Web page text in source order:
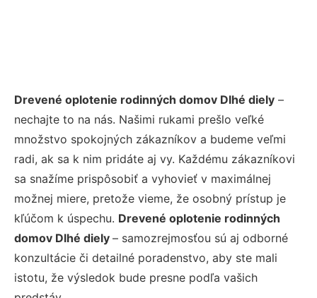
Drevené oplotenie rodinných domov Dlhé diely –
nechajte to na nás. Našimi rukami prešlo veľké
množstvo spokojných zákazníkov a budeme veľmi
radi, ak sa k nim pridáte aj vy. Každému zákazníkovi
sa snažíme prispôsobiť a vyhovieť v maximálnej
možnej miere, pretože vieme, že osobný prístup je
kľúčom k úspechu. Drevené oplotenie rodinných
domov Dlhé diely – samozrejmosťou sú aj odborné
konzultácie či detailné poradenstvo, aby ste mali
istotu, že výsledok bude presne podľa vašich